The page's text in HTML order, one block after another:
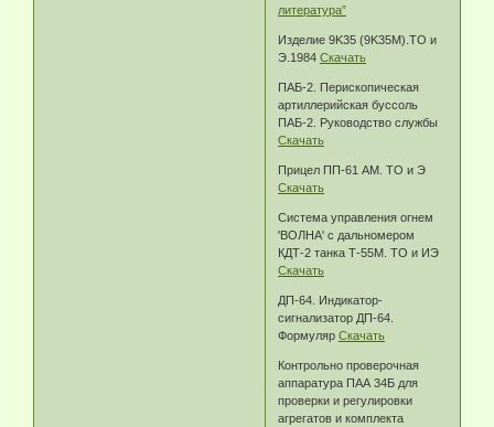
литература”
Изделие 9K35 (9K35M).TO и
Э.1984Скачать
ПАБ-2. Перископическая
артиллерийская буссоль
ПАБ-2. Руководство службы
Скачать
Прицел ПП-61 АМ. ТО и Э
Скачать
Система управления огнем
'ВОЛНА' с дальномером
КДТ-2 танка Т-55М. ТО и ИЭ
Скачать
ДП-64. Индикатор-
сигнализатор ДП-64.
ФормулярСкачать
Контрольно проверочная
аппаратура ПАА 34Б для
проверки и регулировки
агрегатов и комплекта